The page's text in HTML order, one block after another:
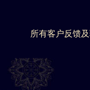
所有客户反馈